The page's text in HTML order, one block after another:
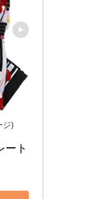
ジ)
ート